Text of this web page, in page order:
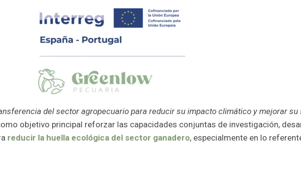
del sector agropecuario para reducir su impacto climático y mejorar
objetivo principal reforzar las capacidades conjuntas de investigación,
reducir la huella ecológica del sector ganadero, especialmente en lo